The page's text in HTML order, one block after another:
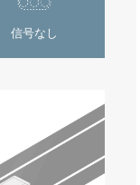
信号なし